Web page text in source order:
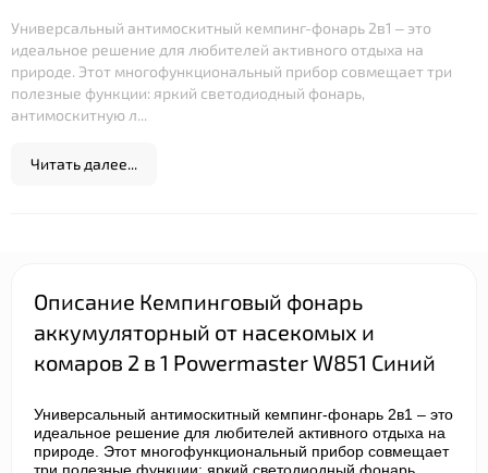
Универсальный антимоскитный кемпинг-фонарь 2в1 – это
идеальное решение для любителей активного отдыха на
природе. Этот многофункциональный прибор совмещает три
полезные функции: яркий светодиодный фонарь,
антимоскитную л...
Читать далее...
Описание Кемпинговый фонарь
аккумуляторный от насекомых и
комаров 2 в 1 Powermaster W851 Синий
Универсальный антимоскитный кемпинг-фонарь 2в1 – это
идеальное решение для любителей активного отдыха на
природе. Этот многофункциональный прибор совмещает